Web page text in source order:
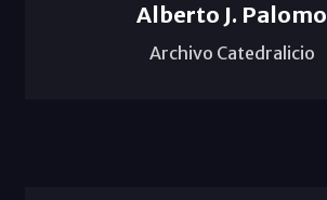
Alberto J. Palomo
Archivo Catedralicio